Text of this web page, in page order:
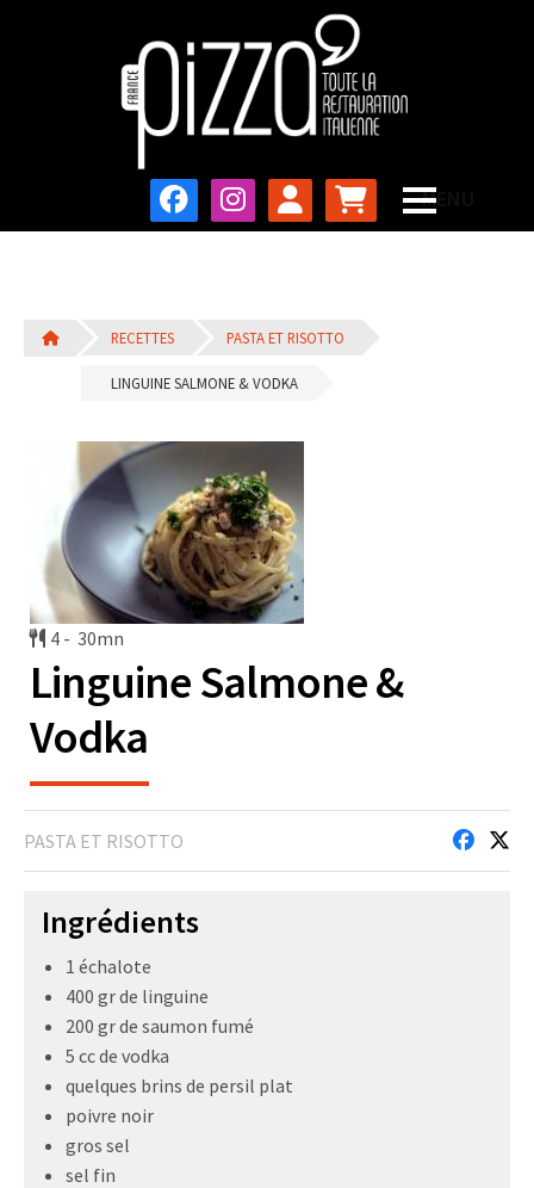
RECETTES PASTA ET RISOTTO
LINGUINE SALMONE & VODKA
4 - 30mn
Linguine Salmone &
Vodka
PASTA ET RISOTTO
Ingrédients
1 échalote
400 gr de linguine
200 gr de saumon fumé
5 cc de vodka
quelques brins de persil plat
poivre noir
gros sel
sel fin